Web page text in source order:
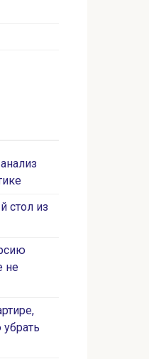
стол из
не